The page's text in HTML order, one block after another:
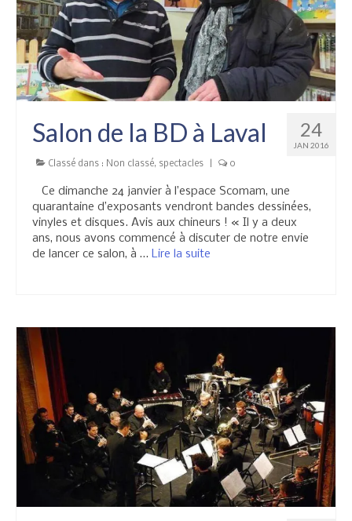
Salles
Réglementation
24
JAN 2016
Salon de la BD à Laval
Classé dans : Non classé, spectacles 0
Ce dimanche 24 janvier à l’espace Scomam, une
quarantaine d’exposants vendront bandes dessinées,
vinyles et disques. Avis aux chineurs ! « Il y a deux
ans, nous avons commencé à discuter de notre envie
de lancer ce salon, à … Lire la suite­­